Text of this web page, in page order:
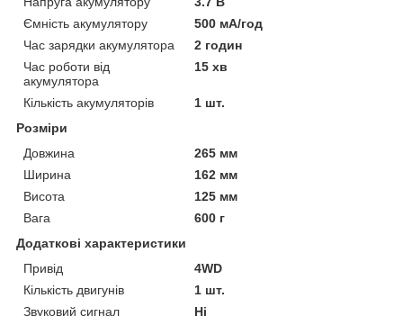
Ємність акумулятору
500 мА/год
Час зарядки акумулятора
2 годин
Час роботи від
акумулятора
15 хв
Кількість акумуляторів
1 шт.
Розміри
Довжина
265 мм
Ширина
162 мм
Висота
125 мм
Вага
600 г
Додаткові характеристики
Привід
4WD
Кількість двигунів
1 шт.
Звуковий сигнал
Ні